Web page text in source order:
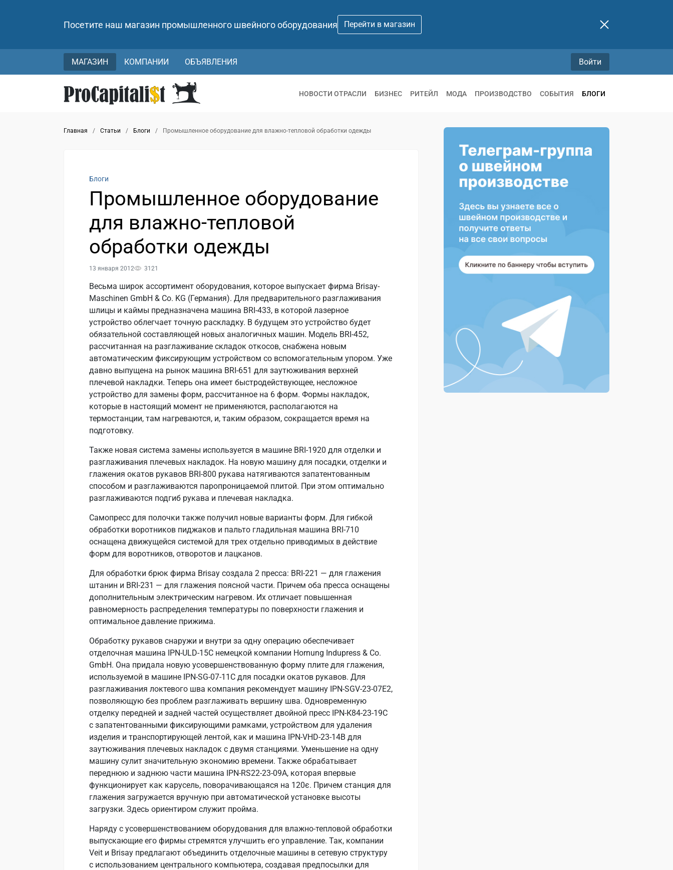
Посетите наш магазин промышленного швейного оборудования Перейти в магазин
МАГАЗИН КОМПАНИИ ОБЪЯВЛЕНИЯ Войти
НОВОСТИ ОТРАСЛИ БИЗНЕС РИТЕЙЛ МОДА ПРОИЗВОДСТВО СОБЫТИЯ БЛОГИ
Главная / Статьи / Блоги / Промышленное оборудование для влажно-тепловой обработки одежды
Блоги
Промышленное оборудование
для влажно-тепловой
обработки одежды
13 января 2012 3121
Весьма широк ассортимент оборудования, которое выпускает фирма Brisay-
Maschinen GmbH & Co. KG (Германия). Для предварительного разглаживания
шлицы и каймы предназначена машина BRI-433, в которой лазерное
устройство облегчает точную раскладку. В будущем это устройство будет
обязательной составляющей новых аналогичных машин. Модель BRI-452,
рассчитанная на разглаживание складок откосов, снабжена новым
автоматическим фиксирующим устройством со вспомогательным упором. Уже
давно выпущена на рынок машина BRI-651 для заутюживания верхней
плечевой накладки. Теперь она имеет быстродействующее, несложное
устройство для замены форм, рассчитанное на 6 форм. Формы накладок,
которые в настоящий момент не применяются, располагаются на
термостанции, там нагреваются, и, таким образом, сокращается время на
подготовку.
Также новая система замены используется в машине BRI-1920 для отделки и
разглаживания плечевых накладок. На новую машину для посадки, отделки и
глажения окатов рукавов BRI-800 рукава натягиваются запатентованным
способом и разглаживаются паропроницаемой плитой. При этом оптимально
разглаживаются подгиб рукава и плечевая накладка.
Самопресс для полочки также получил новые варианты форм. Для гибкой
обработки воротников пиджаков и пальто гладильная машина BRI-710
оснащена движущейся системой для трех отдельно приводимых в действие
форм для воротников, отворотов и лацканов.
Для обработки брюк фирма Brisay создала 2 пресса: BRI-221 — для глажения
штанин и BRI-231 — для глажения поясной части. Причем оба пресса оснащены
дополнительным электрическим нагревом. Их отличает повышенная
равномерность распределения температуры по поверхности глажения и
оптимальное давление прижима.
Обработку рукавов снаружи и внутри за одну операцию обеспечивает
отделочная машина IPN-ULD-15C немецкой компании Hornung Indupress & Co.
GmbH. Она придала новую усовершенствованную форму плите для глажения,
используемой в машине IPN-SG-07-11C для посадки окатов рукавов. Для
разглаживания локтевого шва компания рекомендует машину IPN-SGV-23-07E2,
позволяющую без проблем разглаживать вершину шва. Одновременную
отделку передней и задней частей осуществляет двойной пресс IPN-К84-23-19С
с запатентованными фиксирующими рамками, устройством для удаления
изделия и транспортирующей лентой, как и машина IPN-VHD-23-14B для
заутюживания плечевых накладок с двумя станциями. Уменьшение на одну
машину сулит значительную экономию времени. Также обрабатывает
переднюю и заднюю части машина IPN-RS22-23-09A, которая впервые
функционирует как карусель, поворачивающаяся на 120є. Причем станция для
глажения загружается вручную при автоматической установке высоты
загрузки. Здесь ориентиром служит пройма.
Наряду с усовершенствованием оборудования для влажно-тепловой обработки
выпускающие его фирмы стремятся улучшить его управление. Так, компании
Veit и Brisay предлагают объединить отделочные машины в сетевую структуру
с использованием центрального компьютера, создавая предпосылки для